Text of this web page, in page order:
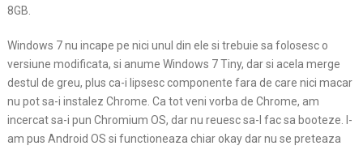
8GB.
Windows 7 nu incape pe nici unul din ele si trebuie sa folosesc o
versiune modificata, si anume Windows 7 Tiny, dar si acela merge
destul de greu, plus ca-i lipsesc componente fara de care nici macar
nu pot sa-i instalez Chrome. Ca tot veni vorba de Chrome, am
incercat sa-i pun Chromium OS, dar nu reuesc sa-l fac sa booteze. I-
am pus Android OS si functioneaza chiar okay dar nu se preteaza